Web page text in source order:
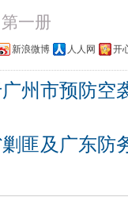
第一册
新浪微博 人人网 开
州市预防空
匪及广东防